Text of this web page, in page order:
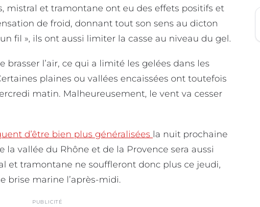
mistral et tramontane ont eu des effets positifs et
de froid, donnant tout son sens au dicton
fil », ils ont aussi limiter la casse au niveau du gel.
brasser l’air, ce qui a limité les gelées dans les
plaines ou vallées encaissées ont toutefois
matin. Malheureusement, le vent va cesser
d’être bien plus généralisées la nuit prochaine
la vallée du Rhône et de la Provence sera aussi
et tramontane ne souffleront donc plus ce jeudi,
brise marine l’après-midi.
PUBLICITÉ